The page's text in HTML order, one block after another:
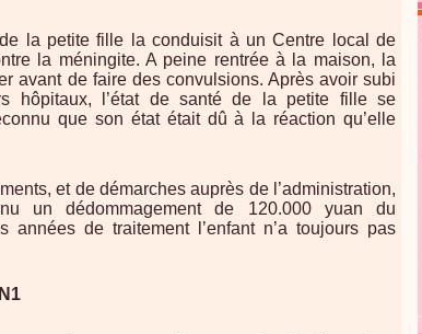
la petite fille la conduisit à un Centre local de
la méningite. A peine rentrée à la maison, la
avant de faire des convulsions. Après avoir subi
hôpitaux, l’état de santé de la petite fille se
que son état était dû à la réaction qu’elle
et de démarches auprès de l’administration,
un dédommagement de 120.000 yuan du
années de traitement l’enfant n’a toujours pas